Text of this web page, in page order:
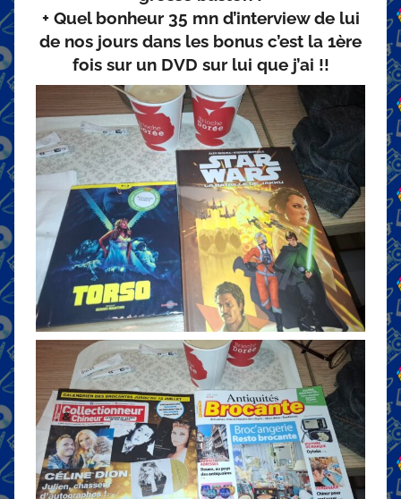
+ Quel bonheur 35 mn d’interview de lui
de nos jours dans les bonus c’est la 1ère
fois sur un DVD sur lui que j’ai !!